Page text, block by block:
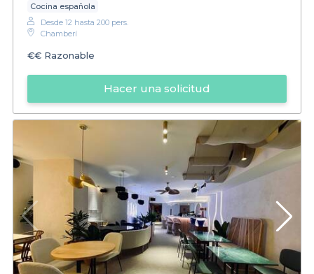
Cocina española
Desde 12 hasta 200 pers.
Chamberí
€€ Razonable
Hacer una solicitud